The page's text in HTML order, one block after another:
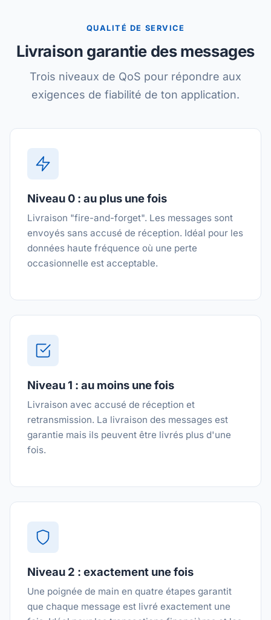
QUALITÉ DE SERVICE
Livraison garantie des messages
Trois niveaux de QoS pour répondre aux
exigences de fiabilité de ton application.
Niveau 0 : au plus une fois
Livraison "fire-and-forget". Les messages sont
envoyés sans accusé de réception. Idéal pour les
données haute fréquence où une perte
occasionnelle est acceptable.
Niveau 1 : au moins une fois
Livraison avec accusé de réception et
retransmission. La livraison des messages est
garantie mais ils peuvent être livrés plus d'une
fois.
Niveau 2 : exactement une fois
Une poignée de main en quatre étapes garantit
que chaque message est livré exactement une